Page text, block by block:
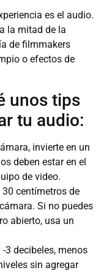
es el audio.
la mitad de la
de filmmakers
o efectos de
unos tips
tu audio:
invierte en un
deben estar en el
de video.
centímetros de
Si no puedes
abierto, usa un
3 decibeles, menos
sin agregar